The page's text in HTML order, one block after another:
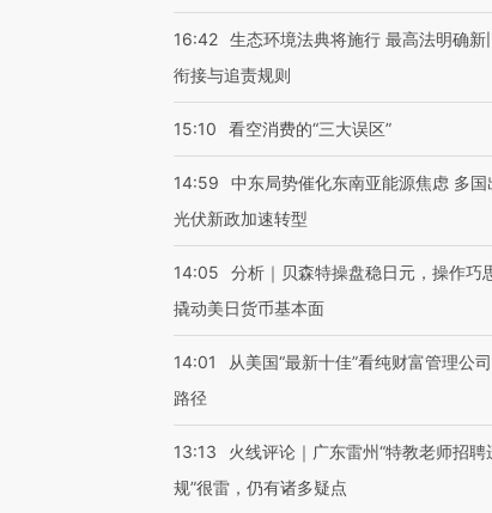
16:42 生态环境法典将施行 最高法明确新
衔接与追责规则
15:10 看空消费的“三大误区”
14:59
中东局势催化东南亚能源焦虑 多国
光伏新政加速转型
14:05
分析｜贝森特操盘稳日元，操作巧
撬动美日货币基本面
14:01
从美国“最新十佳”看纯财富管理公
路径
13:13
火线评论｜广东雷州“特教老师招聘
规”很雷，仍有诸多疑点